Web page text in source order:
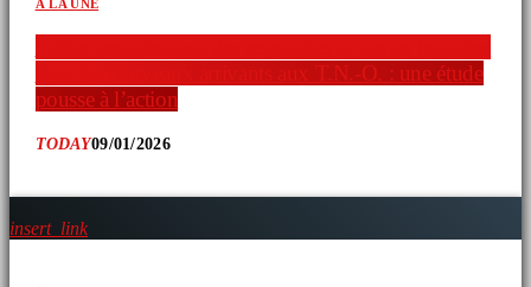
À LA UNE
chez les nouveaux arrivants aux T.N.-O. : une étude
pousse à l’action
TODAY09/01/2026
insert_link